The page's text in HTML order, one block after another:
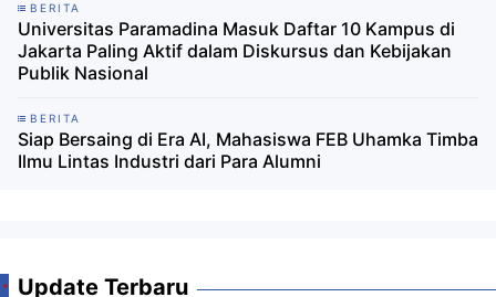
BERITA
Universitas Paramadina Masuk Daftar 10 Kampus di
Jakarta Paling Aktif dalam Diskursus dan Kebijakan
Publik Nasional
BERITA
Siap Bersaing di Era AI, Mahasiswa FEB Uhamka Timba
Ilmu Lintas Industri dari Para Alumni
Update Terbaru